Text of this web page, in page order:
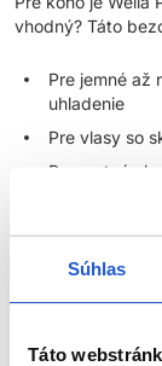
Súhlas
Táto
vhodný? Táto
Pre jemné až
uhladenie
Pre vlasy so
Pre matné
Pre vlasy,
Pre
vlasom